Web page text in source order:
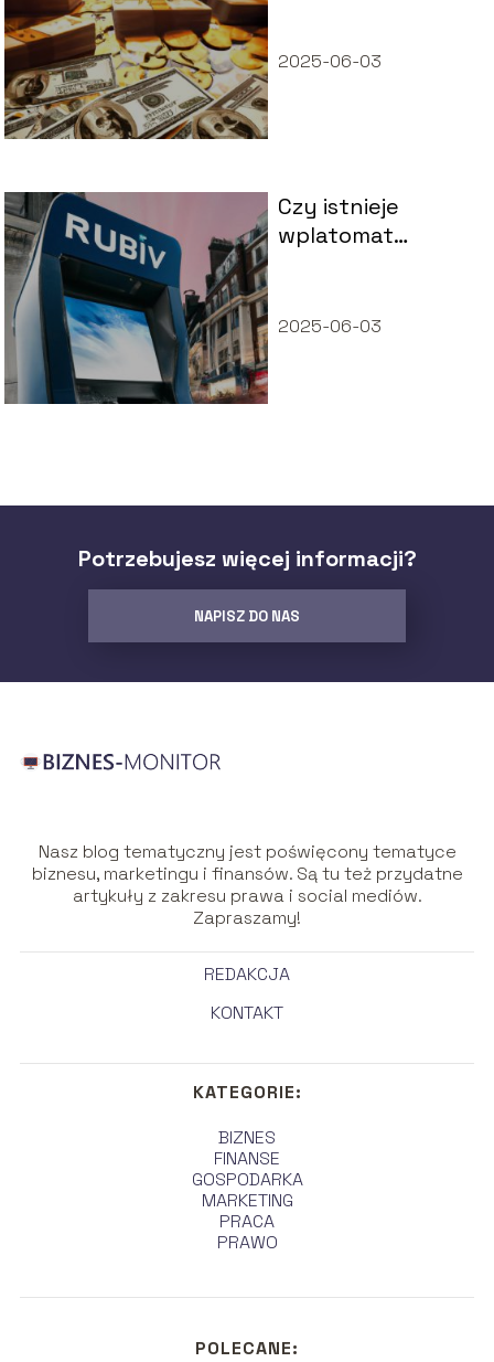
2025-06-03
Czy istnieje
wplatomat
2025-06-03
Potrzebujesz więcej informacji?
NAPISZ DO NAS
Nasz blog tematyczny jest poświęcony tematyce
biznesu, marketingu i finansów. Są tu też przydatne
artykuły z zakresu prawa i social mediów.
Zapraszamy!
REDAKCJA
KONTAKT
KATEGORIE:
BIZNES
FINANSE
GOSPODARKA
MARKETING
PRACA
PRAWO
POLECANE: